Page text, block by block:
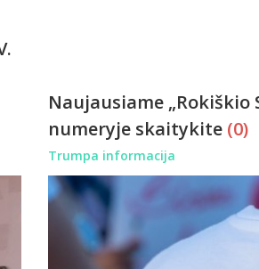
Naujausiame „Rokiškio
numeryje skaitykite (0)
Trumpa informacija